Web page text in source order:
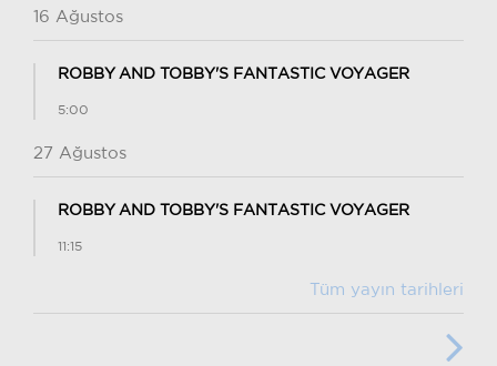
16 Ağustos
ROBBY AND TOBBY'S FANTASTIC VOYAGER
5:00
27 Ağustos
ROBBY AND TOBBY'S FANTASTIC VOYAGER
11:15
Tüm yayın tarihleri